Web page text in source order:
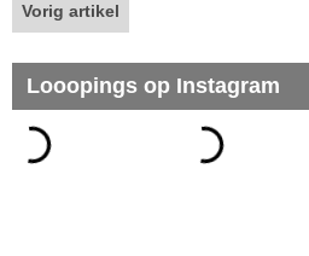
Vorig artikel
Looopings op Instagram